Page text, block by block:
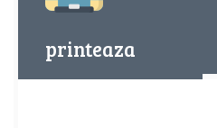
printeaza